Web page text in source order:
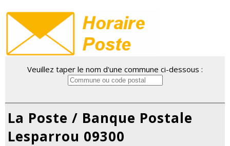
Veuillez taper le nom d'une commune ci-dessous :
La Poste / Banque Postale
Lesparrou 09300